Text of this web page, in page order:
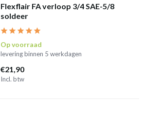
Flexflair FA verloop 3/4 SAE-5/8
soldeer
Op voorraad
levering binnen 5 werkdagen
€21,90
Incl. btw